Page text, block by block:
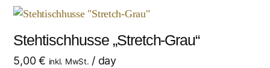
Stehtischhusse „Stretch-Grau“
5,00€ inkl. MwSt. / day